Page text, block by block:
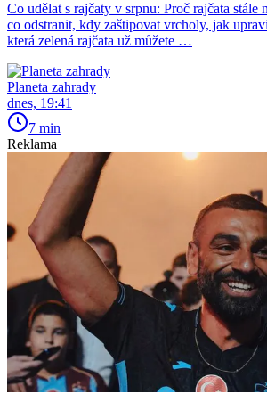
Co udělat s rajčaty v srpnu: Proč rajčata stále
co odstranit, kdy zaštipovat vrcholy, jak
která zelená rajčata už můžete …
Planeta zahrady
dnes, 19:41
7 min
Reklama